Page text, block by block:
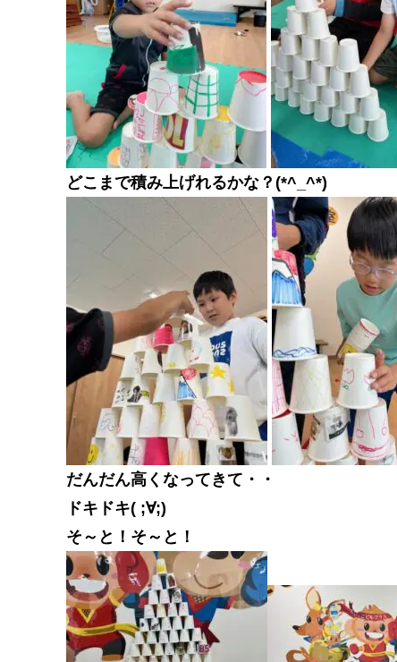
どこまで積み上げれるかな？(*^_^*)
だんだん高くなってきて・・
ドキドキ( ;∀;)
そ～と！そ～と！